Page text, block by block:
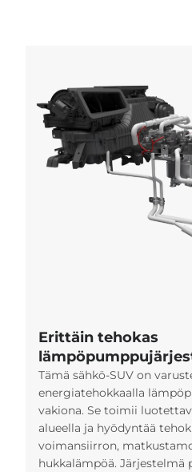
Erittäin tehokas
Tämä sähkö-SUV on
energiatehokkaalla
vakiona. Se toimii
alueella ja hyödyntää
voimansiirron,
hukkalämpöä. Järjestelmä